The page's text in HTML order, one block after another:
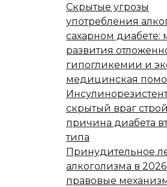
Скрытые угрозы
употребления
сахарном диабете:
развития
гипогликемии и
медицинская
скрытый враг
причина диабета
типа
Принудительное
алкоголизма в 2026
правовые